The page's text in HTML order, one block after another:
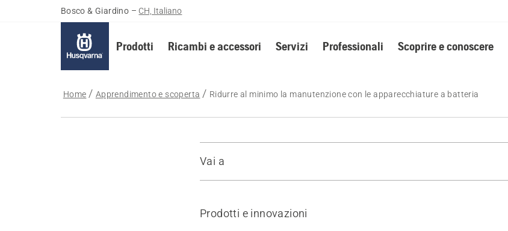
Bosco & Giardino – CH, Italiano
Prodotti Ricambi e accessori Servizi Professionali Scoprire e conoscere
Home Apprendimento e scoperta Ridurre al minimo la manutenzione con le apparecchiature a batteria
Vai a
Maggiore affidabilità operativa
Ulteriori informazioni
Prodotti e innovazioni